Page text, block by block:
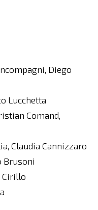
Diego
Lucchetta
Comand,
Claudia Cannizzaro
Brusoni
Cirillo